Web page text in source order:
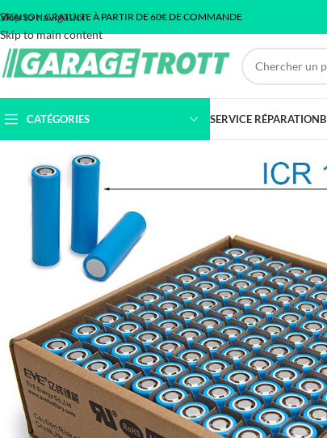
Skip to navigation
Skip to main content
GRATUITE À PARTIR DE 60€ DE COMMANDE
CATÉGORIES SERVICE RÉPARATION